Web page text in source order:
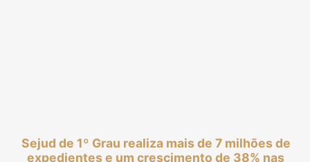
Sejud de 1º Grau realiza mais de 7 milhões de
expedientes e um crescimento de 38% nas